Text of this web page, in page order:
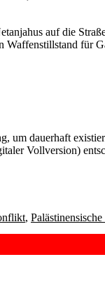
auf die
Waffenstillstand für
um dauerhaft
Vollversion)
,